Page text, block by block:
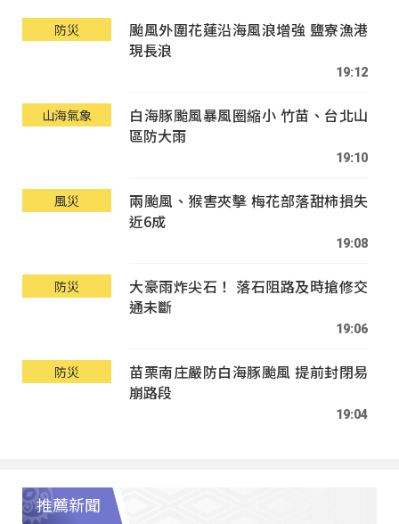
防災
颱風外圍花蓮沿海風浪增強 鹽寮漁港
現長浪
19:12
山海氣象
白海豚颱風暴風圈縮小 竹苗、台北山
區防大雨
19:10
風災
兩颱風、猴害夾擊 梅花部落甜柿損失
近6成
19:08
防災
大豪雨炸尖石！ 落石阻路及時搶修交
通未斷
19:06
防災
苗栗南庄嚴防白海豚颱風 提前封閉易
崩路段
19:04
推薦新聞